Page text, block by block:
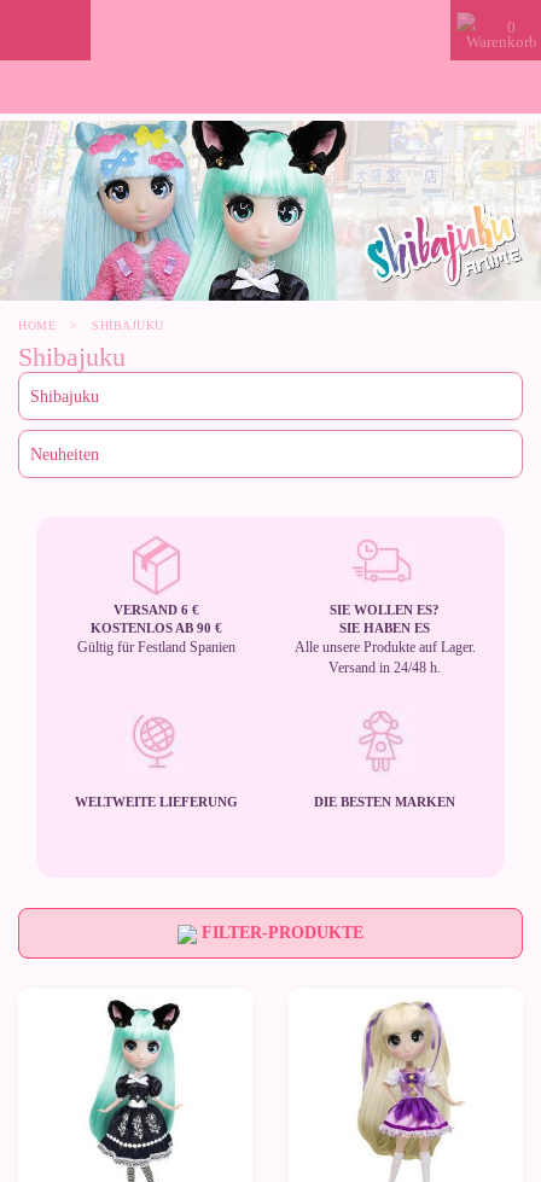
0
HOME > SHIBAJUKU
Shibajuku
VERSAND 6 €
KOSTENLOS AB 90 €
Gültig für Festland Spanien
SIE WOLLEN ES?
SIE HABEN ES
Alle unsere Produkte auf Lager.
Versand in 24/48 h.
WELTWEITE LIEFERUNG DIE BESTEN MARKEN
FILTER-PRODUKTE